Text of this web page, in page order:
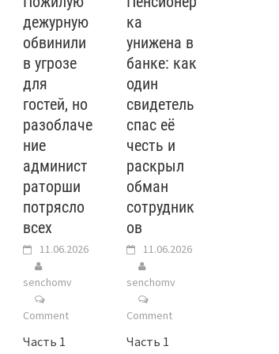
дежурную
обвинили
в угрозе
для
гостей, но
разоблаче
ние
админист
раторши
потрясло
всех
11.06.2026
senchomv
Comment
Часть 1
ка
унижена в
банке: как
один
свидетель
спас её
честь и
раскрыл
обман
сотрудник
ов
11.06.2026
senchomv
Comment
Часть 1